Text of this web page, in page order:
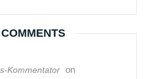
Kommentator on